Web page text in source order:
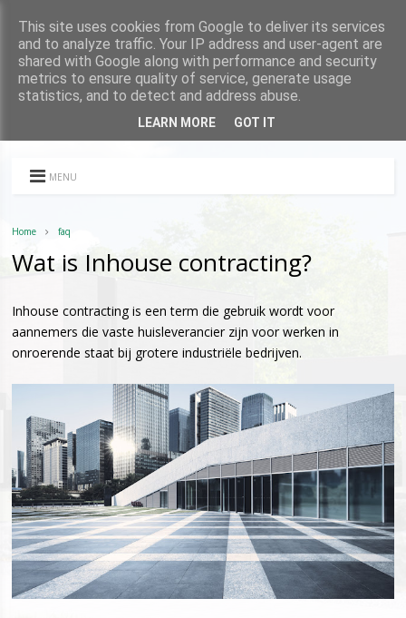
MENU
Home faq
Wat is Inhouse contracting?
Inhouse contracting is een term die gebruik wordt voor
aannemers die vaste huisleverancier zijn voor werken in
onroerende staat bij grotere industriële bedrijven.
This site uses cookies from Google to deliver its services
and to analyze traffic. Your IP address and user-agent are
shared with Google along with performance and security
metrics to ensure quality of service, generate usage
statistics, and to detect and address abuse.
LEARN MORE GOT IT